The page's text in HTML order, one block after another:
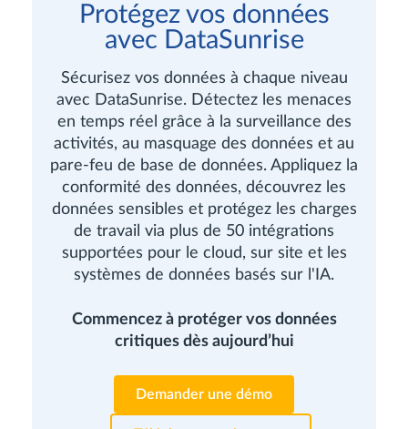
Protégez vos données
avec DataSunrise
Sécurisez vos données à chaque niveau
avec DataSunrise. Détectez les menaces
en temps réel grâce à la surveillance des
activités, au masquage des données et au
pare-feu de base de données. Appliquez la
conformité des données, découvrez les
données sensibles et protégez les charges
de travail via plus de 50 intégrations
supportées pour le cloud, sur site et les
systèmes de données basés sur l'IA.
Commencez à protéger vos données
critiques dès aujourd’hui
Demander une démo